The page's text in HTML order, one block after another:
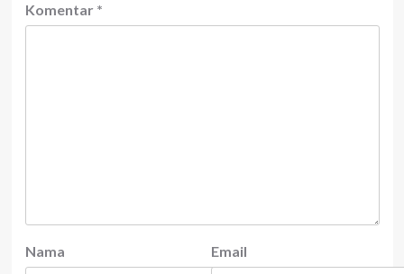
Komentar *
Nama Email